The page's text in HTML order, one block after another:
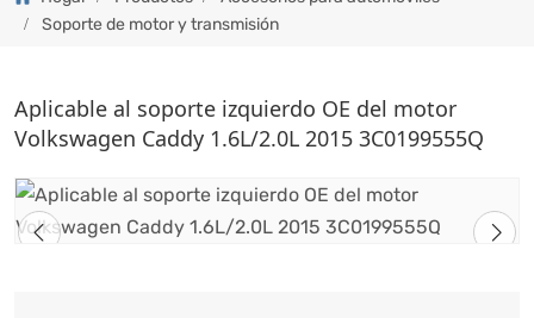
Soporte de motor y transmisión
Aplicable al soporte izquierdo OE del motor
Volkswagen Caddy 1.6L/2.0L 2015 3C0199555Q